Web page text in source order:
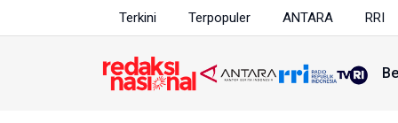
Terkini Terpopuler ANTARA RRI